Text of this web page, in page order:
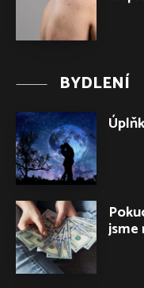
BYDLENÍ
jsme